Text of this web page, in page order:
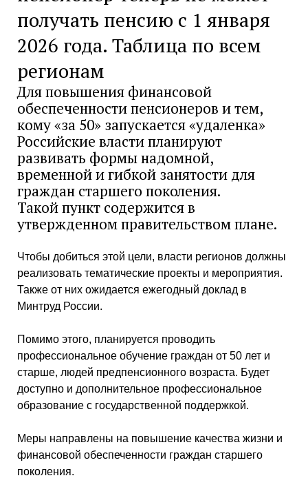
получать пенсию с 1 января
2026 года. Таблица по всем
регионам
Для повышения финансовой
обеспеченности пенсионеров и тем,
кому «за 50» запускается «удаленка»
Российские власти планируют
развивать формы надомной,
временной и гибкой занятости для
граждан старшего поколения.
Такой пункт содержится в
утвержденном правительством плане.
Чтобы добиться этой цели, власти регионов должны
реализовать тематические проекты и мероприятия.
Также от них ожидается ежегодный доклад в
Минтруд России.
Помимо этого, планируется проводить
профессиональное обучение граждан от 50 лет и
старше, людей предпенсионного возраста. Будет
доступно и дополнительное профессиональное
образование с государственной поддержкой.
Меры направлены на повышение качества жизни и
финансовой обеспеченности граждан старшего
поколения.